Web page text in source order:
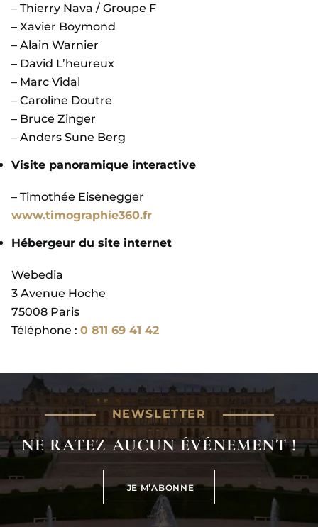
– Thierry Nava / Groupe F
– Xavier Boymond
– Alain Warnier
– David L’heureux
– Marc Vidal
– Caroline Doutre
– Bruce Zinger
– Anders Sune Berg
Visite panoramique interactive
– Timothée Eisenegger
www.timographie360.fr
Hébergeur du site internet
Webedia
3 Avenue Hoche
75008 Paris
Téléphone : 0 811 69 41 42
NEWSLETTER
NE RATEZ AUCUN ÉVÉNEMENT !
JE M’ABONNE
JE M’ABONNE